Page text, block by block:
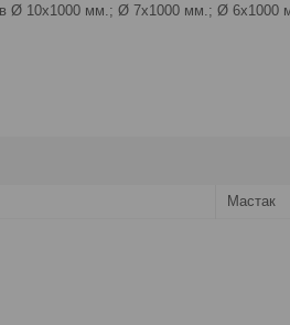
Ø 10x1000 мм.; Ø 7x1000 мм.; Ø 6x1000
Мастак